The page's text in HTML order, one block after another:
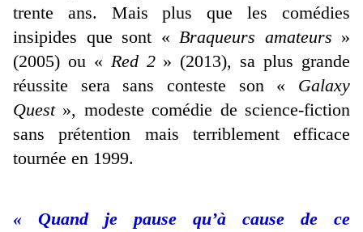
trente ans. Mais plus que les comédies
insipides que sont « Braqueurs amateurs »
(2005) ou « Red 2» (2013), sa plus grande
réussite sera sans conteste son « Galaxy
Quest», modeste comédie de science-fiction
sans prétention mais terriblement efficace
tournée en 1999.
« Quand je pause qu’à cause de ce